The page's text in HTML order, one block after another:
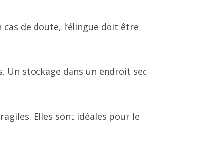
de doute, l’élingue doit être
Un stockage dans un endroit sec
Elles sont idéales pour le